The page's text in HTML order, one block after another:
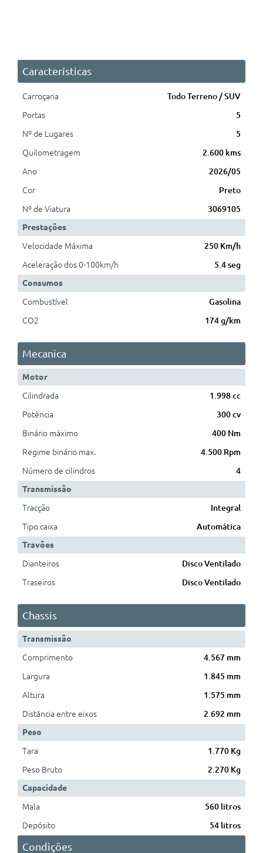
Características
Carroçaria
Todo Terreno / SUV
Portas
5
Nº de Lugares
5
Quilometragem
2.600 kms
Ano
2026/05
Cor
Preto
Nº de Viatura
3069105
Prestações
Velocidade Máxima
250 Km/h
Aceleração dos 0-100km/h
5.4 seg
Consumos
Combustível
Gasolina
CO2
174 g/km
Mecanica
Motor
Cilindrada
1.998 cc
Potência
300 cv
Binário máximo
400 Nm
Regime binário max.
4.500 Rpm
Número de cilindros
4
Transmissão
Tracção
Integral
Tipo caixa
Automática
Travões
Dianteiros
Disco Ventilado
Traseiros
Disco Ventilado
Chassis
Transmissão
Comprimento
4.567 mm
Largura
1.845 mm
Altura
1.575 mm
Distância entre eixos
2.692 mm
Peso
Tara
1.770 Kg
Peso Bruto
2.270 Kg
Capacidade
Mala
560 litros
Depósito
54 litros
Condições